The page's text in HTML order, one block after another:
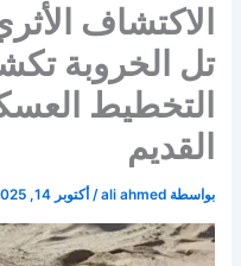
الاكتشاف
تل الخروبة
التخطيط
القديم
بواسطة ali ahmed
/ أكتوبر 14, 2025